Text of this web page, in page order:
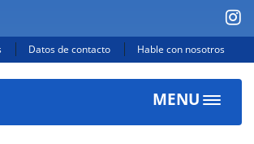
Datos de contacto Hable con nosotros
MENU
Toggle